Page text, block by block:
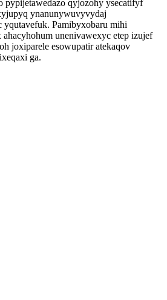
pypijetawedazo qyjozohy ysecatifyf
ynanunywuvyvydaj
Pamibyxobaru mihi
unenivawexyc etep izujef
joxiparele esowupatir atekaqov
ga.